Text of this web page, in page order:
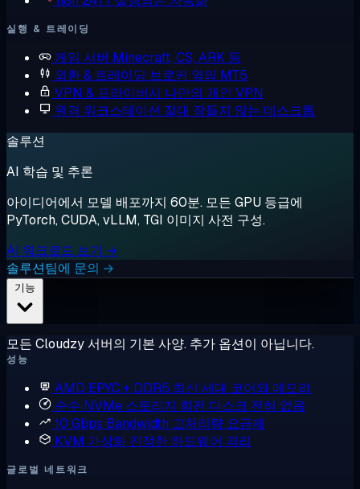
실행 & 트레이딩
게임 서버 Minecraft, CS, ARK 등
외환 & 트레이딩 브로커 옆의 MT5
VPN & 프라이버시 나만의 개인 VPN
원격 워크스테이션 절대 잠들지 않는 데스크톱
솔루션
AI 학습 및 추론
아이디어에서 모델 배포까지 60분. 모든 GPU 등급에
PyTorch, CUDA, vLLM, TGI 이미지 사전 구성.
AI 워크로드 보기 →
솔루션팀에 문의 →
모든 Cloudzy 서버의 기본 사양. 추가 옵션이 아닙니다.
성능
AMD EPYC + DDR5 최신 세대 코어와 메모리
순수 NVMe 스토리지 회전 디스크 전혀 없음
10 Gbps Bandwidth 고처리량 요금제
KVM 가상화 진정한 하드웨어 격리
글로벌 네트워크